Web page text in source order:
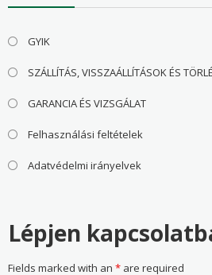
GYIK
SZÁLLÍTÁS, VISSZAÁLLÍTÁSOK ÉS
GARANCIA ÉS VIZSGÁLAT
Felhasználási feltételek
Adatvédelmi irányelvek
Lépjen
Fields marked with an *are required